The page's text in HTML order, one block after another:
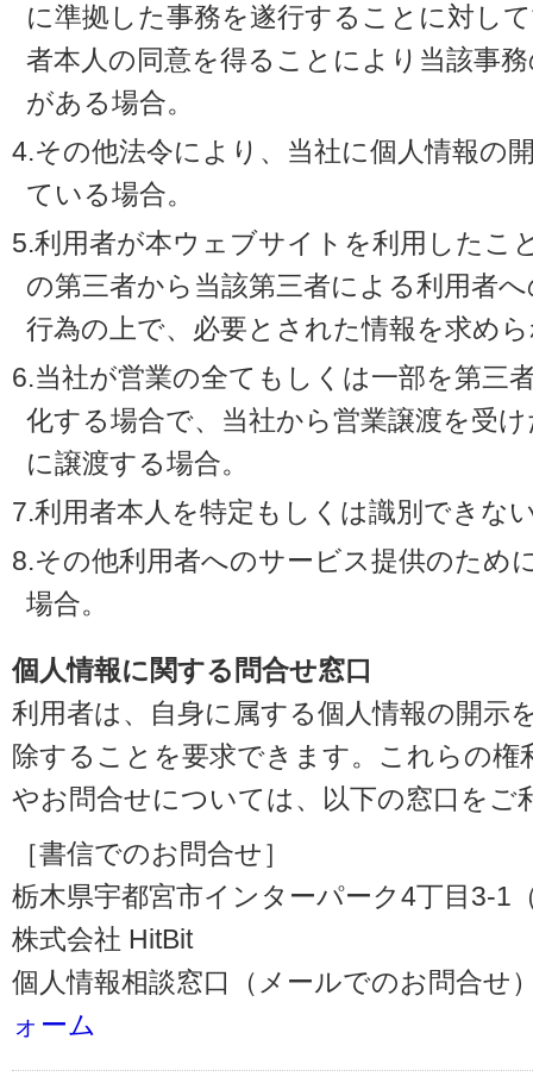
に準拠した事務を遂行することに対し
者本人の同意を得ることにより当該事
がある場合。
4.その他法令により、当社に個人情報の
ている場合。
5.利用者が本ウェブサイトを利用したこ
の第三者から当該第三者による利用者
行為の上で、必要とされた情報を求め
6.当社が営業の全てもしくは一部を第三
化する場合で、当社から営業譲渡を受
に譲渡する場合。
7.利用者本人を特定もしくは識別できな
8.その他利用者へのサービス提供のため
場合。
個人情報に関する問合せ窓口
利用者は、自身に属する個人情報の開示
除することを要求できます。これらの権
やお問合せについては、以下の窓口をご
［書信でのお問合せ］
栃木県宇都宮市インターパーク4丁目3-1
株式会社 HitBit
個人情報相談窓口（メールでのお問合せ
ォーム